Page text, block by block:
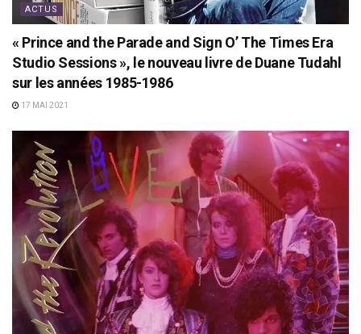
ACTUS
« Prince and the Parade and Sign O’ The Times Era
Studio Sessions », le nouveau livre de Duane Tudahl
sur les années 1985-1986
17 MAI 2021